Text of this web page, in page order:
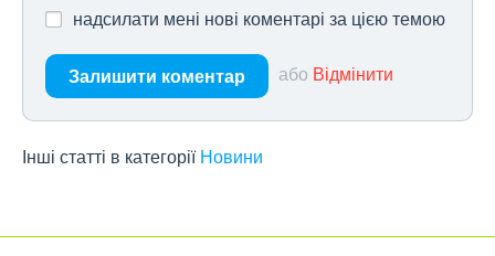
надсилати мені нові коментарі за цією темою
Залишити коментар або Відмінити
Інші статті в категорії Новини